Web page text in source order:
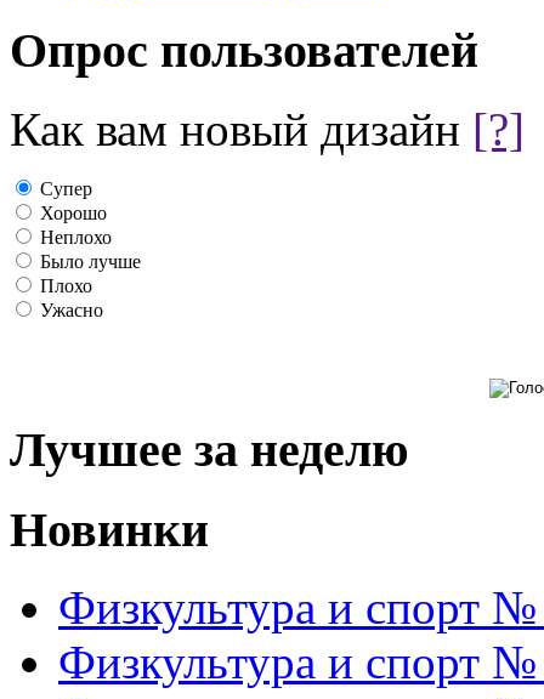
Опрос пользователей
Как вам новый дизайн [?]
Супер
Хорошо
Неплохо
Было лучше
Плохо
Ужасно
Лучшее за неделю
Новинки
Физкультура и спорт
Физкультура и спорт